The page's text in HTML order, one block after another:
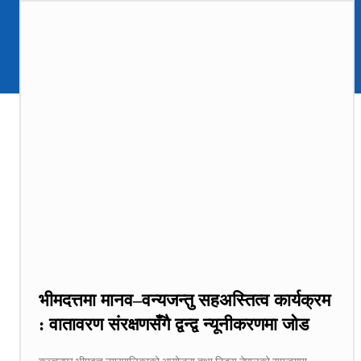
भीमदत्तमा मानव–वन्यजन्तु सहअस्तित्व कार्यक्रम
: वातावरण संरक्षणसँगै द्वन्द्व न्यूनीकरणमा जोड